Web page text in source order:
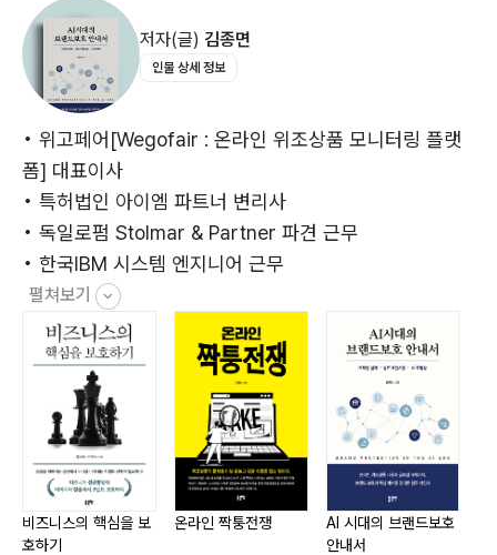
3-1. AI 시대의 도래: 기회와 위험
3-2. AI를 악용한 위조상품 판매의 진화
3-3. AI를 불법판매에 활용
3-4. 딥페이크를 이용한 브랜드 사칭 사기
3-5. AI 생성 콘텐츠의 저작권 문제
3-6. AI 기반 대량 생산형 침해의 확산
제4장 브랜드 보호의 법적 수단
4-1. 온라인 브랜드 보호방법
4-2. 상표 무단선점에 대한 대응
4-3. 상표법 개정을 통한 해외직구 위조상품 단속
제5장 플랫폼의 역할과 책임: 국내외 규제 동향
5-1. 플랫폼의 딜레마: 성장과 보호 사이
5-2. 플랫폼 책임강화의 문제
5-3. INFORM Consumers Act
5-4. SHOP SAFE Act
5-5. EU 디지털서비스법(DSA)과 한국의 현황
저자(글) 김종면
인물 상세 정보
• 위고페어[Wegofair : 온라인 위조상품 모니터링 플랫
폼] 대표이사
• 특허법인 아이엠 파트너 변리사
• 독일로펌 Stolmar & Partner 파견 근무
• 한국IBM 시스템 엔지니어 근무
펼쳐보기
비즈니스의 핵심을 보
호하기
온라인 짝퉁전쟁
AI 시대의 브랜드보호
안내서